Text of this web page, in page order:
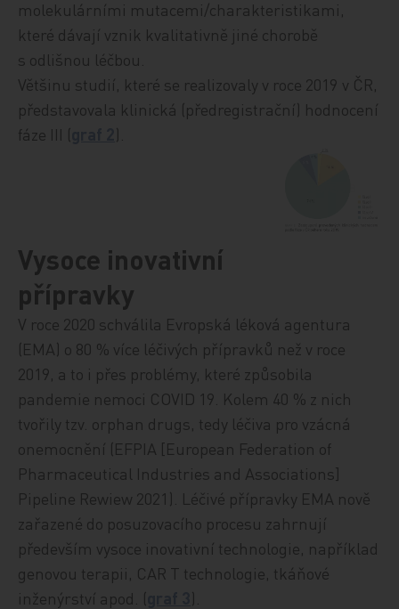
molekulárními mutacemi/charakteristikami,
které dávají vznik kvalitativně jiné chorobě
s odlišnou léčbou.
Většinu studií, které se realizovaly v roce 2019 v ČR,
představovala klinická (předregistrační) hodnocení
fáze III (
).
Vysoce inovativní
přípravky
V roce 2020 schválila Evropská léková agentura
(EMA) o 80 % více léčivých přípravků než v roce
2019, a to i přes problémy, které způsobila
pandemie nemoci COVID 19. Kolem 40 % z nich
tvořily tzv. orphan drugs, tedy léčiva pro vzácná
onemocnění (EFPIA [European Federation of
Pharmaceutical Industries and Associations]
Pipeline Rewiew 2021). Léčivé přípravky EMA nově
zařazené do posuzovacího procesu zahrnují
především vysoce inovativní technologie, například
genovou terapii, CAR T technologie, tkáňové
inženýrství apod. (
).